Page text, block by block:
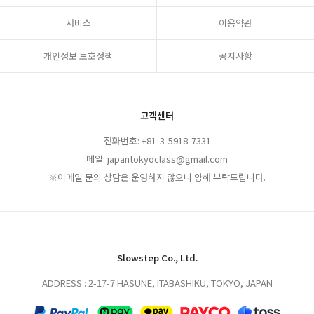
서비스 이용약관
개인정보 보호정책 공지사항
고객센터
전화번호: +81-3-5918-7331
메일: japantokyoclass@gmail.com
※이메일 문의 상담은 운영하지 않으니 양해 부탁드립니다.
Slowstep Co., Ltd.
ADDRESS : 2-17-7 HASUNE, ITABASHIKU, TOKYO, JAPAN